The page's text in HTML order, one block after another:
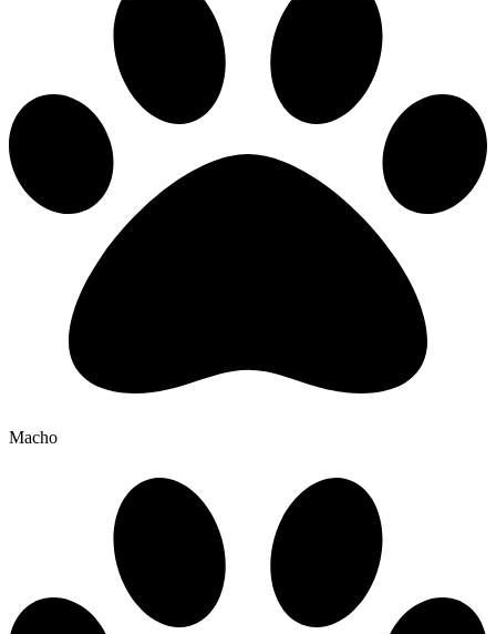
Macho